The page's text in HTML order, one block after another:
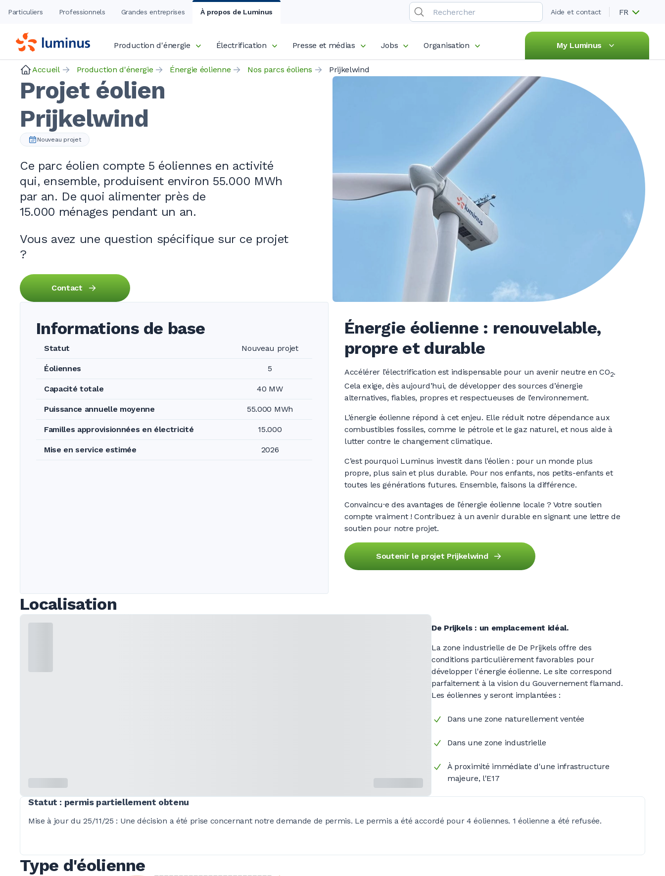
Particuliers Professionnels Grandes entreprises À propos de Luminus Aide et contact FR
Production d'énergie Électrification Presse et médias Jobs Organisation My Luminus
Accueil Production d'énergie Énergie éolienne Nos parcs éoliens Prijkelwind
Projet éolien
Prijkelwind
Nouveau projet
Ce parc éolien compte 5 éoliennes en activité
qui, ensemble, produisent environ 55.000 MWh
par an. De quoi alimenter près de
15.000 ménages pendant un an.
Vous avez une question spécifique sur ce projet
?
Contact
Informations de base
Statut Nouveau projet
Éoliennes 5
Capacité totale 40 MW
Puissance annuelle moyenne 55.000 MWh
Familles approvisionnées en électricité 15.000
Mise en service estimée 2026
Énergie éolienne : renouvelable,
propre et durable
Accélérer l’électrification est indispensable pour un avenir neutre en CO2.
Cela exige, dès aujourd’hui, de développer des sources d’énergie
alternatives, fiables, propres et respectueuses de l’environnement.
L’énergie éolienne répond à cet enjeu. Elle réduit notre dépendance aux
combustibles fossiles, comme le pétrole et le gaz naturel, et nous aide à
lutter contre le changement climatique.
C’est pourquoi Luminus investit dans l’éolien : pour un monde plus
propre, plus sain et plus durable. Pour nos enfants, nos petits-enfants et
toutes les générations futures. Ensemble, faisons la différence.
Convaincu·e des avantages de l’énergie éolienne locale ? Votre soutien
compte vraiment ! Contribuez à un avenir durable en signant une lettre de
soutien pour notre projet.
Soutenir le projet Prijkelwind
Localisation
De Prijkels : un emplacement idéal.
La zone industrielle de De Prijkels offre des
conditions particulièrement favorables pour
développer l'énergie éolienne. Le site correspond
parfaitement à la vision du Gouvernement flamand.
Les éoliennes y seront implantées :
Dans une zone naturellement ventée
Dans une zone industrielle
À proximité immédiate d'une infrastructure
majeure, l'E17
Statut : permis partiellement obtenu
Mise à jour du 25/11/25 : Une décision a été prise concernant notre demande de permis. Le permis a été accordé pour 4 éoliennes. 1 éolienne a été refusée.
Type d'éolienne